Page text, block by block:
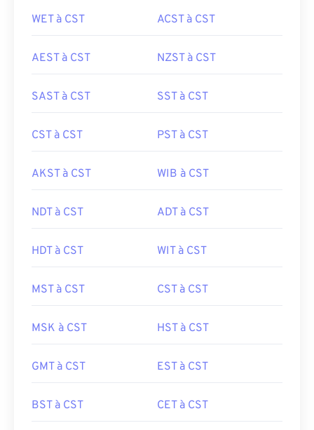
WET à CST ACST à CST
AEST à CST NZST à CST
SAST à CST SST à CST
CST à CST PST à CST
AKST à CST WIB à CST
NDT à CST ADT à CST
HDT à CST WIT à CST
MST à CST CST à CST
MSK à CST HST à CST
GMT à CST EST à CST
BST à CST CET à CST